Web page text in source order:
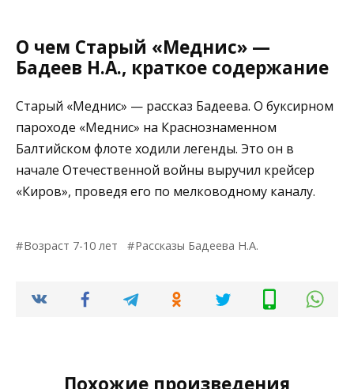
О чем Старый «Меднис» —
Бадеев Н.А., краткое содержание
Старый «Меднис» — рассказ Бадеева. О буксирном
пароходе «Меднис» на Краснознаменном
Балтийском флоте ходили легенды. Это он в
начале Отечественной войны выручил крейсер
«Киров», проведя его по мелководному каналу.
Возраст 7-10 лет Рассказы Бадеева Н.А.
Похожие произведения